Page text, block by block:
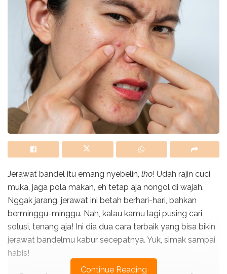
Jerawat bandel itu emang nyebelin, lho! Udah rajin cuci
muka, jaga pola makan, eh tetap aja nongol di wajah.
Nggak jarang, jerawat ini betah berhari-hari, bahkan
berminggu-minggu. Nah, kalau kamu lagi pusing cari
solusi, tenang aja! Ini dia dua cara terbaik yang bisa bikin
jerawat bandelmu kabur secepatnya. Yuk, simak sampai
habis!
Continue Reading